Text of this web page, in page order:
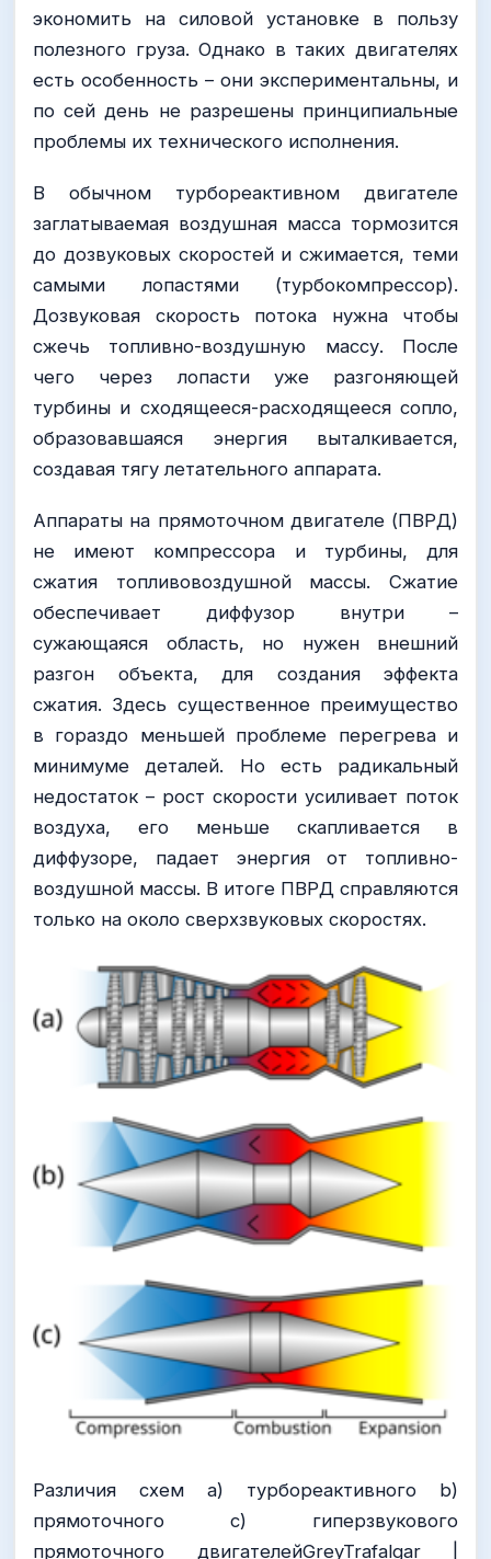
экономить на силовой установке в пользу
полезного груза. Однако в таких двигателях
есть особенность – они экспериментальны, и
по сей день не разрешены принципиальные
проблемы их технического исполнения.
В обычном турбореактивном двигателе
заглатываемая воздушная масса тормозится
до дозвуковых скоростей и сжимается, теми
самыми лопастями (турбокомпрессор).
Дозвуковая скорость потока нужна чтобы
сжечь топливно-воздушную массу. После
чего через лопасти уже разгоняющей
турбины и сходящееся-расходящееся сопло,
образовавшаяся энергия выталкивается,
создавая тягу летательного аппарата.
Аппараты на прямоточном двигателе (ПВРД)
не имеют компрессора и турбины, для
сжатия топливовоздушной массы. Сжатие
обеспечивает диффузор внутри –
сужающаяся область, но нужен внешний
разгон объекта, для создания эффекта
сжатия. Здесь существенное преимущество
в гораздо меньшей проблеме перегрева и
минимуме деталей. Но есть радикальный
недостаток – рост скорости усиливает поток
воздуха, его меньше скапливается в
диффузоре, падает энергия от топливно-
воздушной массы. В итоге ПВРД справляются
только на около сверхзвуковых скоростях.
Различия схем a) турбореактивного b)
прямоточного с) гиперзвукового
прямоточного двигателейGreyTrafalgar |